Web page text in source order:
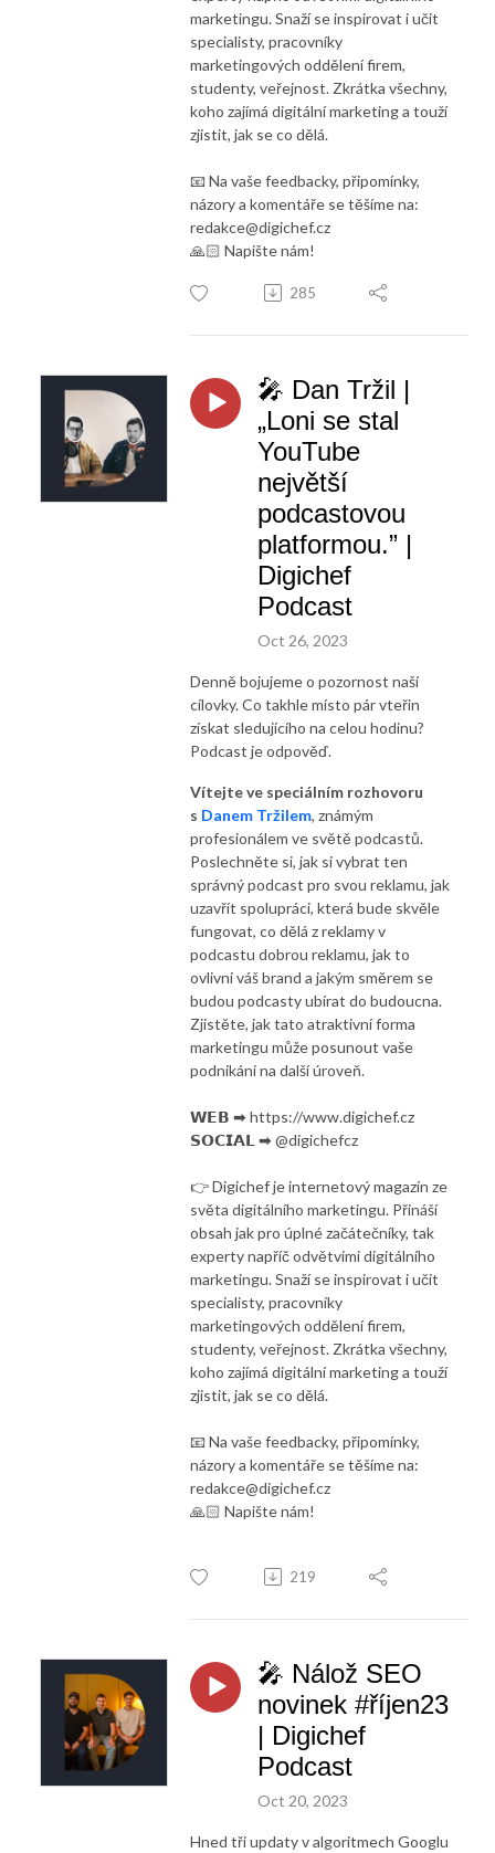
marketingu. Snaží se inspirovat i učit
specialisty, pracovníky
marketingových oddělení firem,
studenty, veřejnost. Zkrátka všechny,
koho zajímá digitální marketing a touží
zjistit, jak se co dělá.
📧 Na vaše feedbacky, připomínky,
názory a komentáře se těšíme na:
redakce@digichef.cz
🙏🏻 Napište nám!
285
🎤 Dan Tržil |
„Loni se stal
YouTube
největší
podcastovou
platformou.” |
Digichef
Podcast
Oct 26, 2023
Denně bojujeme o pozornost naší
cílovky. Co takhle místo pár vteřin
získat sledujícího na celou hodinu?
Podcast je odpověď.
Vítejte ve speciálním rozhovoru
s Danem Tržilem, známým
profesionálem ve světě podcastů.
Poslechněte si, jak si vybrat ten
správný podcast pro svou reklamu, jak
uzavřít spolupráci, která bude skvěle
fungovat, co dělá z reklamy v
podcastu dobrou reklamu, jak to
ovlivní váš brand a jakým směrem se
budou podcasty ubírat do budoucna.
Zjistěte, jak tato atraktivní forma
marketingu může posunout vaše
podnikání na další úroveň.
𝗪𝗘𝗕 ➡ https://www.digichef.cz
𝗦𝗢𝗖𝗜𝗔𝗟 ➡ @digichefcz
👉 Digichef je internetový magazín ze
světa digitálního marketingu. Přináší
obsah jak pro úplné začátečníky, tak
experty napříč odvětvími digitálního
marketingu. Snaží se inspirovat i učit
specialisty, pracovníky
marketingových oddělení firem,
studenty, veřejnost. Zkrátka všechny,
koho zajímá digitální marketing a touží
zjistit, jak se co dělá.
📧 Na vaše feedbacky, připomínky,
názory a komentáře se těšíme na:
redakce@digichef.cz
🙏🏻 Napište nám!
219
🎤 Nálož SEO
novinek #říjen23
| Digichef
Podcast
Oct 20, 2023
Hned tři updaty v algoritmech Googlu